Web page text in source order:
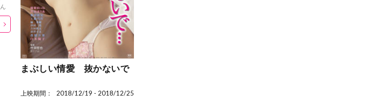
まぶしい情愛 抜かないで
上映期間： 2018/12/19 - 2018/12/25